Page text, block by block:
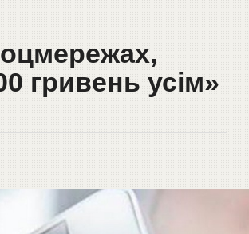
гривень усім»